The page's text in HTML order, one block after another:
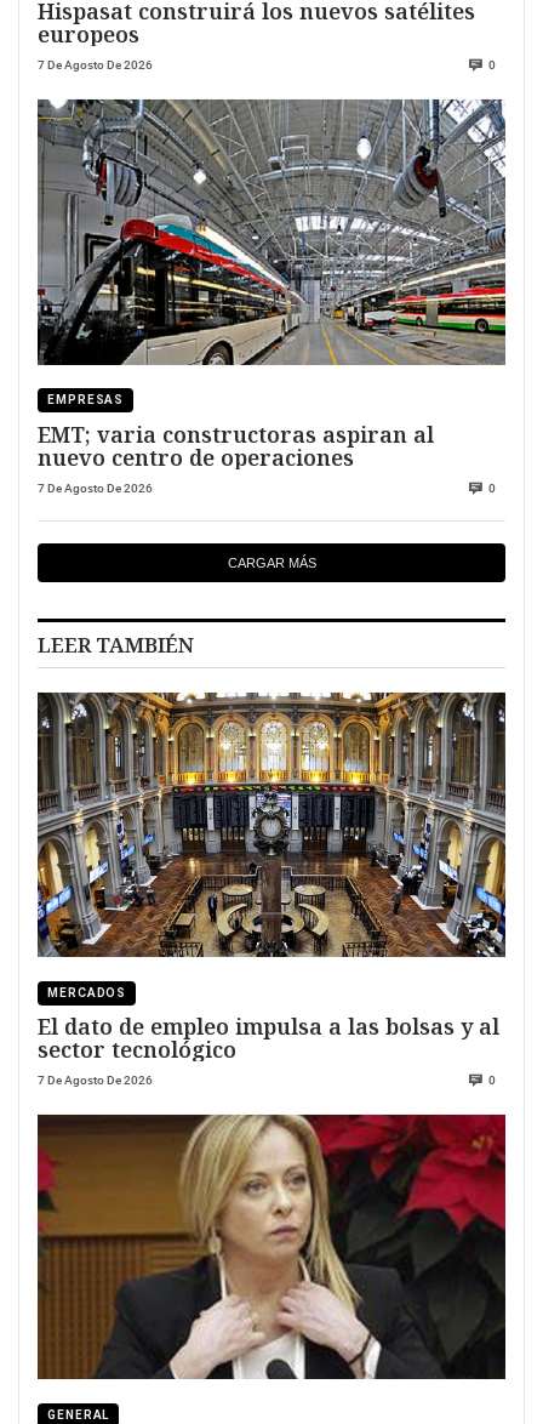
Hispasat construirá los nuevos satélites
europeos
7 De Agosto De 2026 0
EMPRESAS
EMT; varia constructoras aspiran al
nuevo centro de operaciones
7 De Agosto De 2026 0
CARGAR MÁS
LEER TAMBIÉN
MERCADOS
El dato de empleo impulsa a las bolsas y al
sector tecnológico
7 De Agosto De 2026 0
GENERAL